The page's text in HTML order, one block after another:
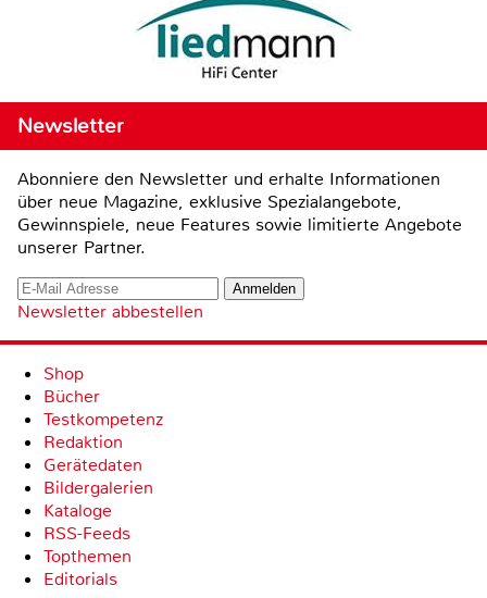
Newsletter
Abonniere den Newsletter und erhalte Informationen
über neue Magazine, exklusive Spezialangebote,
Gewinnspiele, neue Features sowie limitierte Angebote
unserer Partner.
Newsletter abbestellen
Shop
Bücher
Testkompetenz
Redaktion
Gerätedaten
Bildergalerien
Kataloge
RSS-Feeds
Topthemen
Editorials